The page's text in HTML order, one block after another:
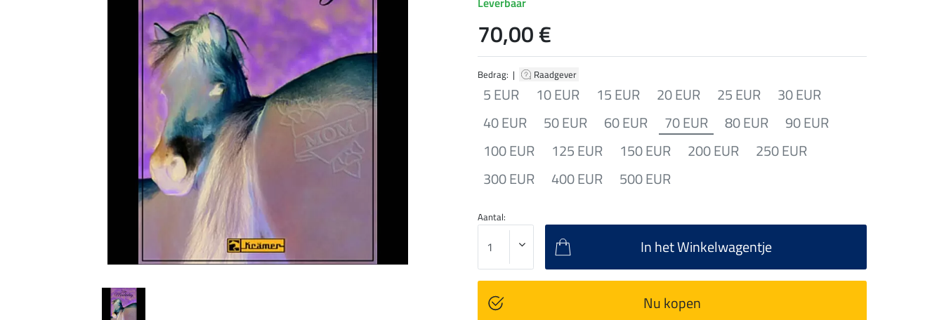
Bedrag: | Raadgever
5 EUR 10 EUR 15 EUR 20 EUR 25 EUR
30 EUR
40 EUR
50 EUR 60 EUR 70 EUR 80 EUR
90 EUR
100 EUR
125 EUR 150 EUR 200 EUR
250 EUR
300 EUR
400 EUR 500 EUR
70,00 €
Aantal:
In het Winkelwagentje
Nu kopen